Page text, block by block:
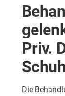
Priv.
Schuh
Die